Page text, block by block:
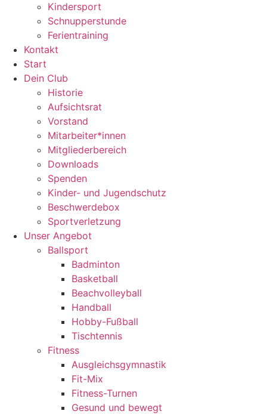
Kindersport
Schnupperstunde
Ferientraining
Kontakt
Start
Dein Club
Historie
Aufsichtsrat
Vorstand
Mitarbeiter*innen
Mitgliederbereich
Downloads
Spenden
Kinder- und Jugendschutz
Beschwerdebox
Sportverletzung
Unser Angebot
Ballsport
Badminton
Basketball
Beachvolleyball
Handball
Hobby-Fußball
Tischtennis
Fitness
Ausgleichsgymnastik
Fit-Mix
Fitness-Turnen
Gesund und bewegt